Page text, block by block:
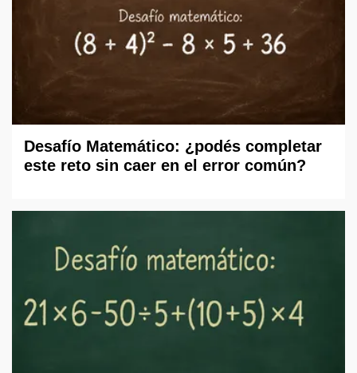
Desafío Matemático: ¿podés completar
este reto sin caer en el error común?